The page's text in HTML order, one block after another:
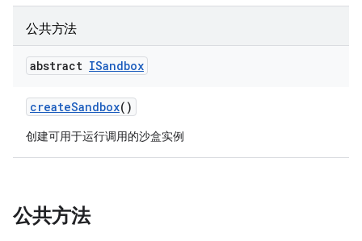
公共方法
abstract ISandbox
createSandbox()
创建可用于运行调用的沙盒实例
公共方法